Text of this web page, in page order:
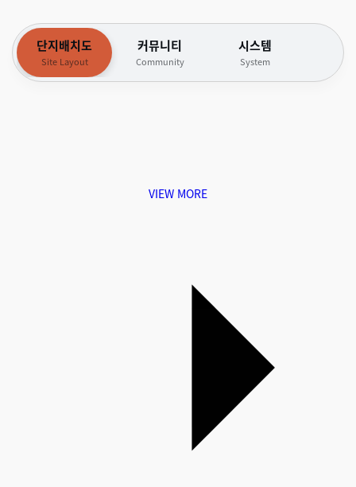
단지배치도
Site Layout
커뮤니티
Community
시스템
System
VIEW MORE